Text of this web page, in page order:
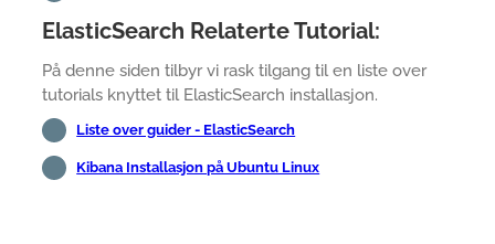
ElasticSearch Relaterte Tutorial:
På denne siden tilbyr vi rask tilgang til en liste over
tutorials knyttet til ElasticSearch installasjon.
Liste over guider - ElasticSearch
Kibana Installasjon på Ubuntu Linux